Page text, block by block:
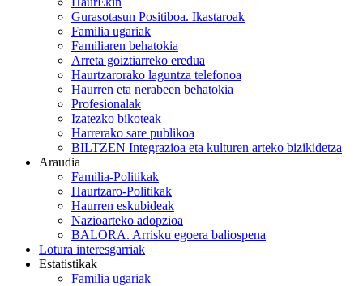
Gurasotasun Positiboa. Ikastaroak
Familia ugariak
Familiaren behatokia
Arreta goiztiarreko eredua
Haurtzarorako laguntza telefonoa
Haurren eta nerabeen behatokia
Profesionalak
Izatezko bikoteak
Harrerako sare publikoa
BILTZEN Integrazioa eta kulturen arteko bizikidetza
Araudia
Familia-Politikak
Haurtzaro-Politikak
Haurren eskubideak
Nazioarteko adopzioa
BALORA. Arrisku egoera baliospena
Lotura interesgarriak
Estatistikak
Familia ugariak